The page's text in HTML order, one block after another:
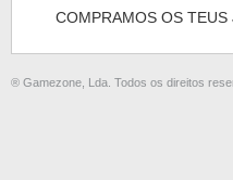
COMPRAMOS OS TEUS
® Gamezone, Lda. Todos os direitos